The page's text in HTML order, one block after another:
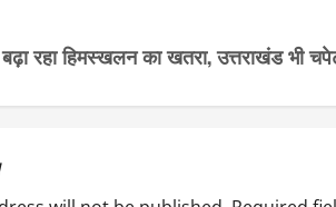
रहा हिमस्खलन का खतरा, उत्तराखंड भी